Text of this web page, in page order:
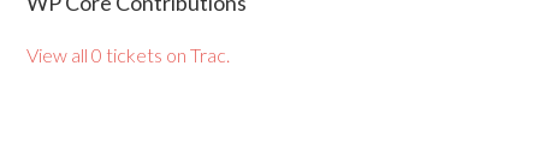
View all 0 tickets on Trac.